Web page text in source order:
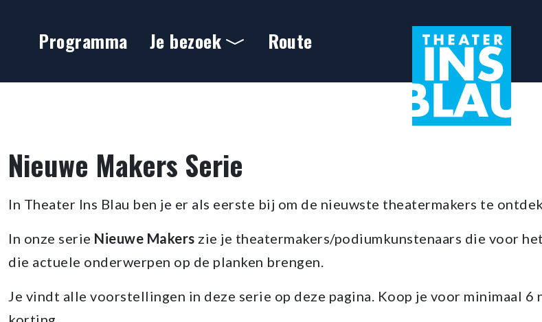
Programma Je bezoek Route
Nieuwe Makers Serie
In Theater Ins Blau ben je er als eerste bij om de nieuwste theatermakers te
In onze serie Nieuwe Makers zie je theatermakers/podiumkunstenaars die voor
die actuele onderwerpen op de planken brengen.
Je vindt alle voorstellingen in deze serie op deze pagina. Koop je voor minimaal